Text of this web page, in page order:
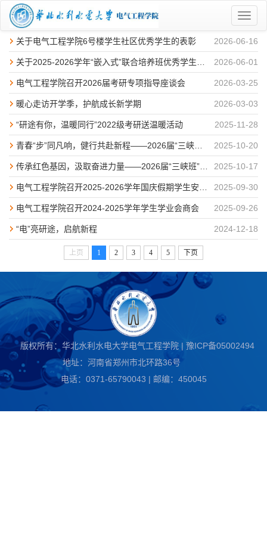
菜
单
关于电气工程学院6号楼学生社区优秀学生的表彰
2026-06-16
2026-06-01
电气工程学院召开2026届考研专项指导座谈会 2026-03-25
暖心走访开学季，护航成长新学期 2026-03-03
“研途有你，温暖同行”2022级考研送温暖活动 2025-11-28
2025-10-20
2025-10-17
2025-09-30
电气工程学院召开2024-2025学年学生学业会商会 2025-09-26
“电”亮研途，启航新程 2024-12-18
上页 1 2 3 4 5 下页
版权所有：华北水利水电大学电气工程学院 | 豫ICP备05002494
地址：河南省郑州市北环路36号
电话：0371-65790043 | 邮编：450045